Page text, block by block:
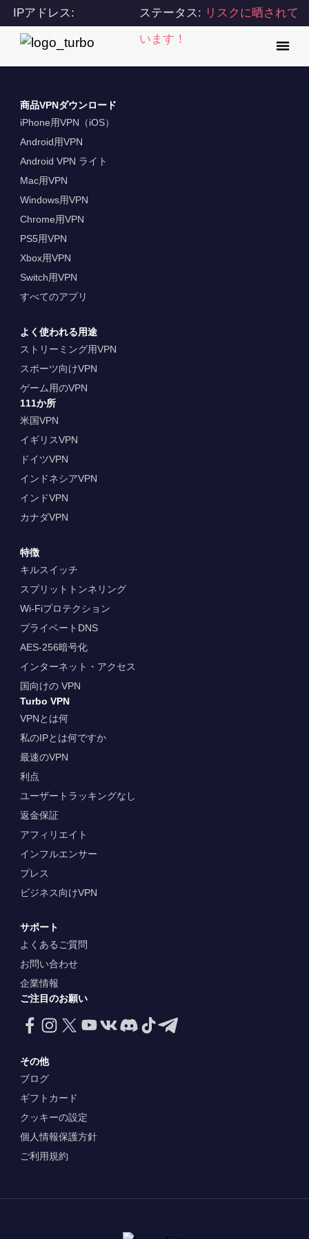
IPアドレス:
216.73.216.84
ステータス: リスクに晒されて
います！
商品VPNダウンロード
iPhone用VPN（iOS）
Android用VPN
Android VPN ライト
Mac用VPN
Windows用VPN
Chrome用VPN
PS5用VPN
Xbox用VPN
Switch用VPN
すべてのアプリ
よく使われる用途
ストリーミング用VPN
スポーツ向けVPN
ゲーム用のVPN
111か所
米国VPN
イギリスVPN
ドイツVPN
インドネシアVPN
インドVPN
カナダVPN
特徴
キルスイッチ
スプリットトンネリング
Wi-Fiプロテクション
プライベートDNS
AES-256暗号化
インターネット・アクセス
国向けの VPN
Turbo VPN
VPNとは何
私のIPとは何ですか
最速のVPN
利点
ユーザートラッキングなし
返金保証
アフィリエイト
インフルエンサー
プレス
ビジネス向けVPN
サポート
よくあるご質問
お問い合わせ
企業情報
ご注目のお願い
その他
ブログ
ギフトカード
クッキーの設定
個人情報保護方針
ご利用規約